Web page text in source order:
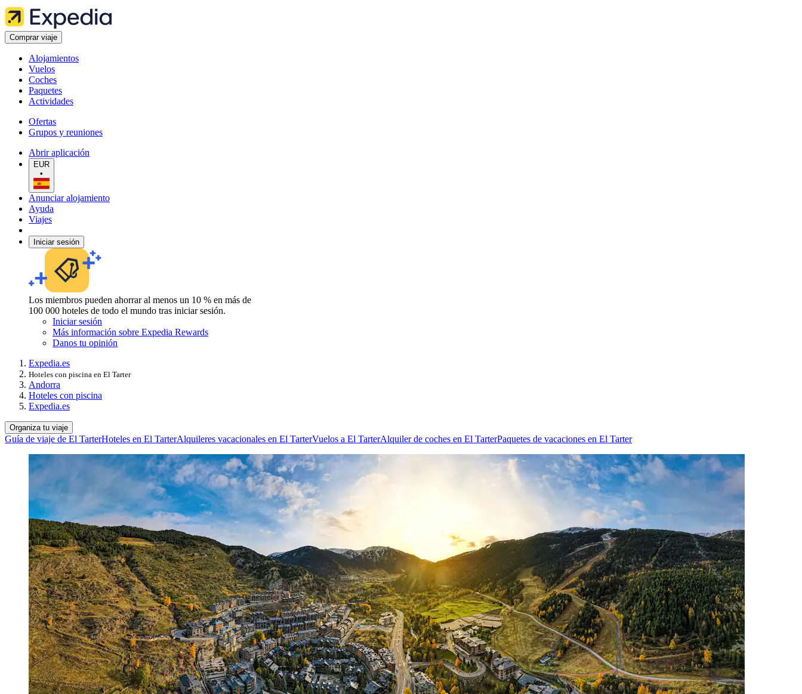
Comprar viaje
Alojamientos
Vuelos
Coches
Paquetes
Actividades
Ofertas
Grupos y reuniones
Abrir aplicación
EUR
•
Anunciar alojamiento
Ayuda
Viajes
Iniciar sesión
Los miembros pueden ahorrar al menos un 10 % en más de
100 000 hoteles de todo el mundo tras iniciar sesión.
Iniciar sesión
Más información sobre Expedia Rewards
Danos tu opinión
Expedia.es
Hoteles con piscina en El Tarter
Andorra
Hoteles con piscina
Expedia.es
Organiza tu viaje
Guía de viaje de El TarterHoteles en El TarterAlquileres vacacionales en El TarterVuelos a El TarterAlquiler de coches en El TarterPaquetes de vacaciones en El Tarter